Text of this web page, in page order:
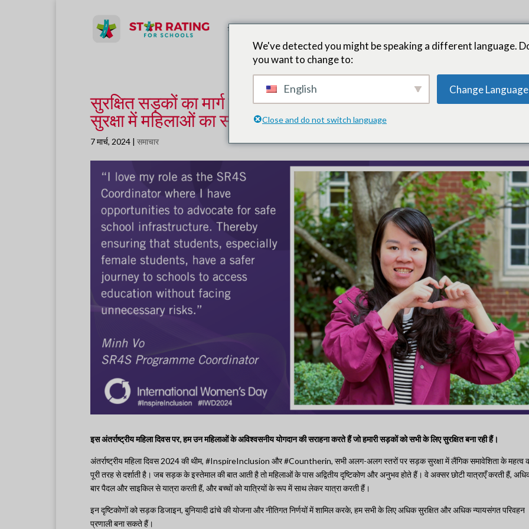
लीड पार्टनर
सुरक्षित सड़कों का मार्ग प्रशस्त करना: अंतर्राष्ट्रीय महिला दिवस पर सड़क
सुरक्षा में महिलाओं का सम्मान
7 मार्च, 2024| समाचार
इस अंतर्राष्ट्रीय महिला दिवस पर, हम उन महिलाओं के अविश्वसनीय योगदान की सराहना करते हैं जो हमारी सड़कों को सभी के लिए सुरक्षित बना रही हैं।
अंतर्राष्ट्रीय महिला दिवस 2024 की थीम, #InspireInclusion और #Countherin, सभी अलग-अलग स्तरों पर सड़क सुरक्षा में लैंगिक समावेशिता के महत्व
पूरी तरह से दर्शाती है। जब सड़क के इस्तेमाल की बात आती है तो महिलाओं के पास अद्वितीय दृष्टिकोण और अनुभव होते हैं। वे अक्सर छोटी यात्राएँ करती हैं,
बार पैदल और साइकिल से यात्रा करती हैं, और बच्चों को यात्रियों के रूप में साथ लेकर यात्रा करती हैं।
इन दृष्टिकोणों को सड़क डिजाइन, बुनियादी ढांचे की योजना और नीतिगत निर्णयों में शामिल करके, हम सभी के लिए अधिक सुरक्षित और अधिक न्यायसंगत परिवहन
प्रणाली बना सकते हैं।
We've detected you might be speaking a different language.
you want to change to:
English Change Language
Close and do not switch language